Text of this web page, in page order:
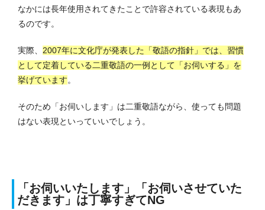
なかには長年使用されてきたことで許容されている表現もあ
るのです。
実際、 2007年に文化庁が発表した「敬語の指針」では、習慣
として定着している二重敬語の一例として「お伺いする」を
挙げています。
そのため「お伺いします」は二重敬語ながら、使っても問題
はない表現といっていいでしょう。
「お伺いいたします」「お伺いさせていた
だきます」は丁寧すぎてNG